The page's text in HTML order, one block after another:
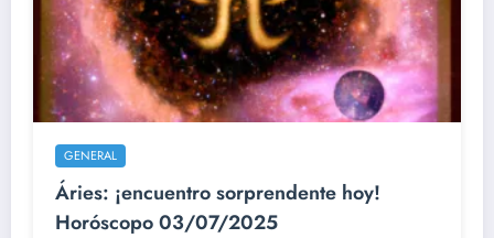
GENERAL
Áries: ¡encuentro sorprendente hoy!
Horóscopo 03/07/2025